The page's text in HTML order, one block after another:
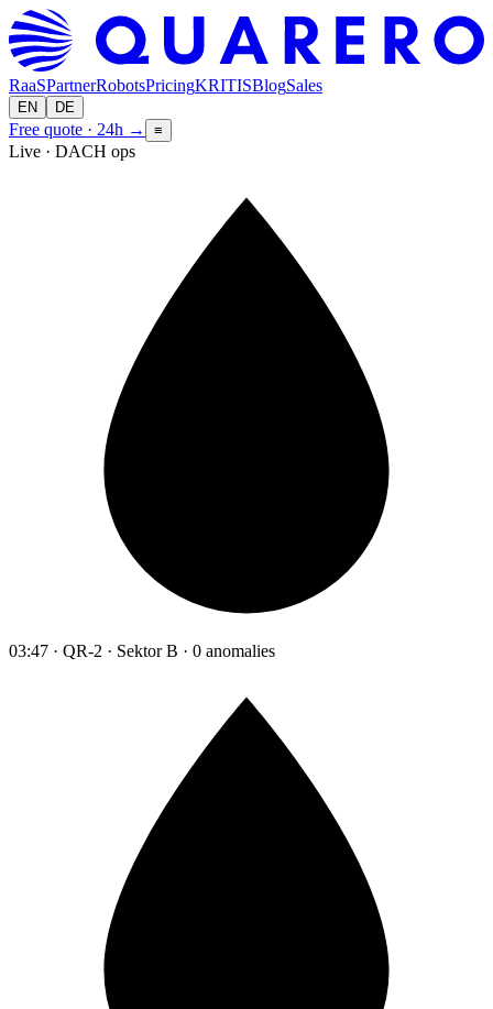
RaaSPartnerRobotsPricingKRITISBlogSales
EN DE
Free quote · 24h → ≡
Live · DACH ops
03:47 · QR-2 · Sektor B · 0 anomalies